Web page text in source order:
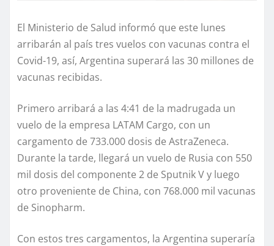
El Ministerio de Salud informó que este lunes
arribarán al país tres vuelos con vacunas contra el
Covid-19, así, Argentina superará las 30 millones de
vacunas recibidas.
Primero arribará a las 4:41 de la madrugada un
vuelo de la empresa LATAM Cargo, con un
cargamento de 733.000 dosis de AstraZeneca.
Durante la tarde, llegará un vuelo de Rusia con 550
mil dosis del componente 2 de Sputnik V y luego
otro proveniente de China, con 768.000 mil vacunas
de Sinopharm.
Con estos tres cargamentos, la Argentina superaría